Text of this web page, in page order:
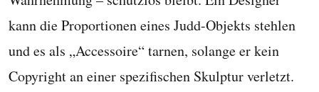
kann die Proportionen eines Judd-Objekts stehlen
und es als „Accessoire“ tarnen, solange er kein
Copyright an einer spezifischen Skulptur verletzt.